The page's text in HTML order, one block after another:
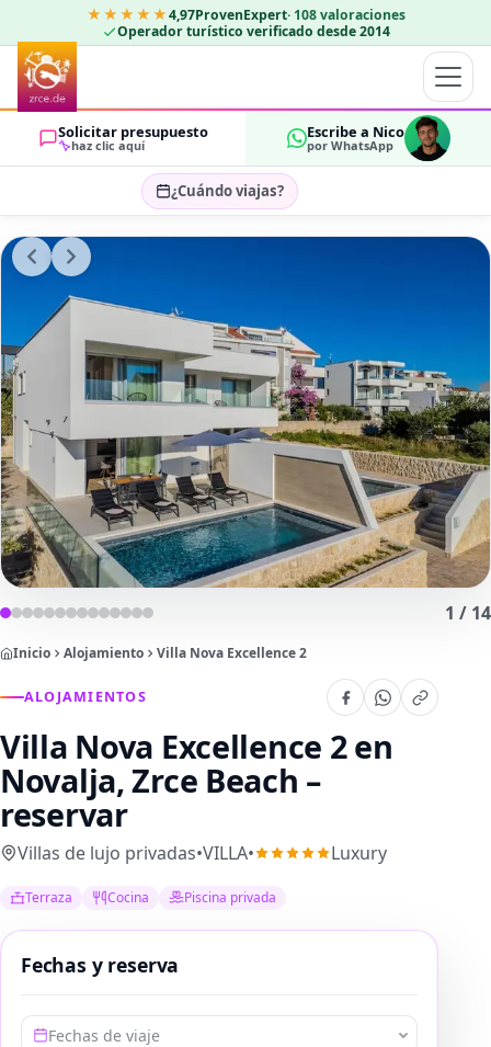
★★★★★4,97ProvenExpert· 108 valoraciones
Operador turístico verificado desde 2014
Solicitar presupuesto
haz clic aquí
Escribe a Nico
por WhatsApp
¿Cuándo viajas?
Seleccionar fechas…
HUÉSPEDES
1 / 14
Inicio Alojamiento Villa Nova Excellence 2
ALOJAMIENTOS
Villa Nova Excellence 2en
Novalja, Zrce Beach –
reservar
Villas de lujo privadas•VILLA• Luxury
Terraza Cocina Piscina privada
Fechas y reserva
Fechas de viaje